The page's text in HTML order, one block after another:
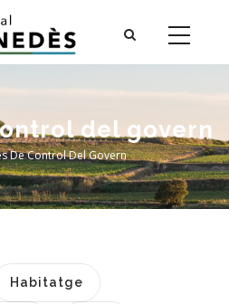
del govern
De Control Del Govern
Habitatge